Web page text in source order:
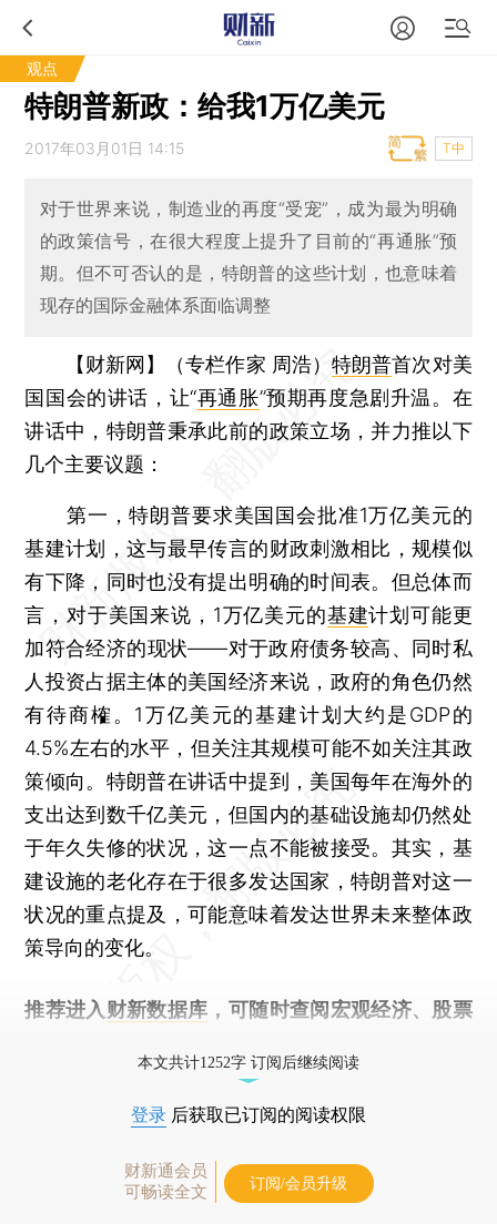
观点
特朗普新政：给我1万亿美元
2017年03月01日 14:15 T中
对于世界来说，制造业的再度“受宠”，成为最为明确
的政策信号，在很大程度上提升了目前的“再通胀”预
期。但不可否认的是，特朗普的这些计划，也意味着
现存的国际金融体系面临调整
【财新网】（专栏作家 周浩）特朗普首次对美
国国会的讲话，让“再通胀”预期再度急剧升温。在
讲话中，特朗普秉承此前的政策立场，并力推以下
几个主要议题：
第一，特朗普要求美国国会批准1万亿美元的
基建计划，这与最早传言的财政刺激相比，规模似
有下降，同时也没有提出明确的时间表。但总体而
言，对于美国来说，1万亿美元的基建计划可能更
加符合经济的现状——对于政府债务较高、同时私
人投资占据主体的美国经济来说，政府的角色仍然
有待商榷。1万亿美元的基建计划大约是GDP的
4.5%左右的水平，但关注其规模可能不如关注其政
策倾向。特朗普在讲话中提到，美国每年在海外的
支出达到数千亿美元，但国内的基础设施却仍然处
于年久失修的状况，这一点不能被接受。其实，基
建设施的老化存在于很多发达国家，特朗普对这一
状况的重点提及，可能意味着发达世界未来整体政
策导向的变化。
推荐进入 财新数据库 ，可随时查阅宏观经济、股票
本文共计1252字 订阅后继续阅读
登录 后获取已订阅的阅读权限
财新通会员
可畅读全文
订阅/会员升级